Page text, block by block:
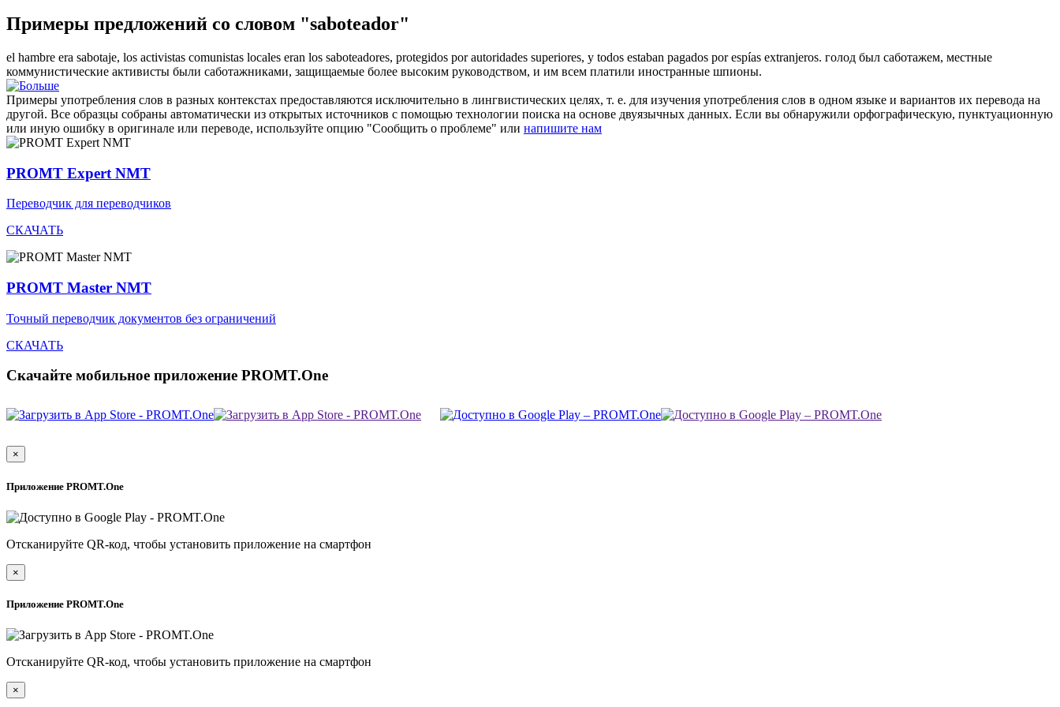
Примеры предложений со словом "saboteador"
el hambre era sabotaje, los activistas comunistas locales eran los saboteadores, protegidos por autoridades superiores, y todos estaban pagados por espías extranjeros. голод был саботажем, местные
коммунистические активисты были саботажниками, защищаемые более высоким руководством, и им всем платили иностранные шпионы.
Примеры употребления слов в разных контекстах предоставляются исключительно в лингвистических целях, т. е. для изучения употребления слов в одном языке и вариантов их перевода на
другой. Все образцы собраны автоматически из открытых источников с помощью технологии поиска на основе двуязычных данных. Если вы обнаружили орфографическую, пунктуационную
или иную ошибку в оригинале или переводе, используйте опцию "Сообщить о проблеме" или напишите нам
PROMT Expert NMT
Переводчик для переводчиков
СКАЧАТЬ
PROMT Master NMT
Точный переводчик документов без ограничений
СКАЧАТЬ
Скачайте мобильное приложение PROMT.One
×
Приложение PROMT.One
Отсканируйте QR-код, чтобы установить приложение на смартфон
×
Приложение PROMT.One
Отсканируйте QR-код, чтобы установить приложение на смартфон
×